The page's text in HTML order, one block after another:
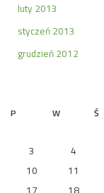
luty 2013
styczeń 2013
grudzień 2012
P
W Ś
3
4
10
11
17
18